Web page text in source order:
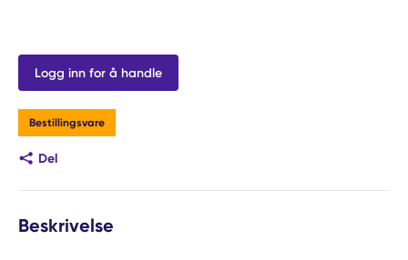
Logg inn for å handle
Bestillingsvare
Del
Beskrivelse